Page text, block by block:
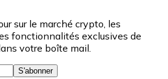
sur le marché crypto, les
fonctionnalités exclusives de
votre boîte mail.
S'abonner